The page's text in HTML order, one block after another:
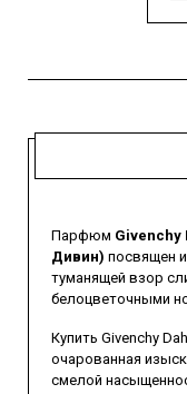
Парфюм
Дивин) посвящен
туманящей взор
белоцветочными
Купить Givenchy
очарованная
смелой